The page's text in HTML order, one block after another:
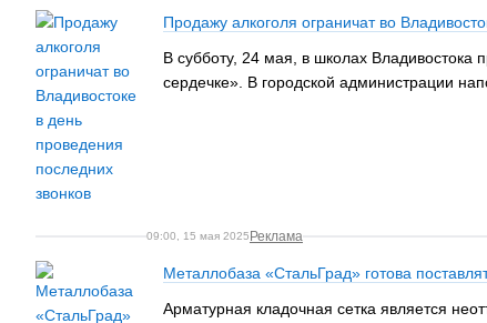
Продажу алкоголя ограничат во
В субботу, 24 мая, в школах Владивостока
сердечке». В городской администрации
09:00, 15 мая 2025 Реклама
Металлобаза «СтальГрад» готова
Арматурная кладочная сетка является